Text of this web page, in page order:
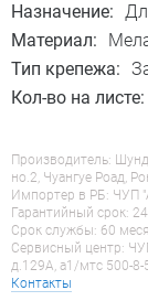
Назначение:
Материал:
Тип крепежа:
Кол-во на листе:
Производитель:
но.2, Чуангуе Роад,
Импортер в РБ: ЧУП
Гарантийный срок:
Срок службы: 60
Сервисный центр:
д.129А, a1/мтс 500-8-
Контакты